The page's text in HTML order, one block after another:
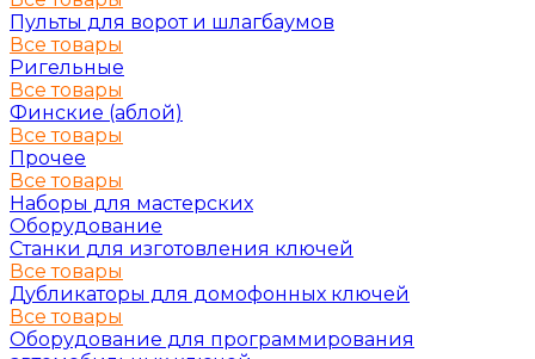
Пульты для ворот и шлагбаумов
Все товары
Ригельные
Все товары
Финские (аблой)
Все товары
Прочее
Все товары
Наборы для мастерских
Оборудование
Станки для изготовления ключей
Все товары
Дубликаторы для домофонных ключей
Все товары
Оборудование для программирования